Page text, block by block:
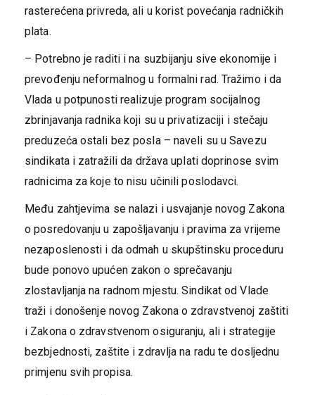
rasterećena privreda, ali u korist povećanja radničkih
plata.
– Potrebno je raditi i na suzbijanju sive ekonomije i
prevođenju neformalnog u formalni rad. Tražimo i da
Vlada u potpunosti realizuje program socijalnog
zbrinjavanja radnika koji su u privatizaciji i stečaju
preduzeća ostali bez posla – naveli su u Savezu
sindikata i zatražili da država uplati doprinose svim
radnicima za koje to nisu učinili poslodavci.
Među zahtjevima se nalazi i usvajanje novog Zakona
o posredovanju u zapošljavanju i pravima za vrijeme
nezaposlenosti i da odmah u skupštinsku proceduru
bude ponovo upućen zakon o sprečavanju
zlostavljanja na radnom mjestu. Sindikat od Vlade
traži i donošenje novog Zakona o zdravstvenoj zaštiti
i Zakona o zdravstvenom osiguranju, ali i strategije
bezbjednosti, zaštite i zdravlja na radu te dosljednu
primjenu svih propisa.